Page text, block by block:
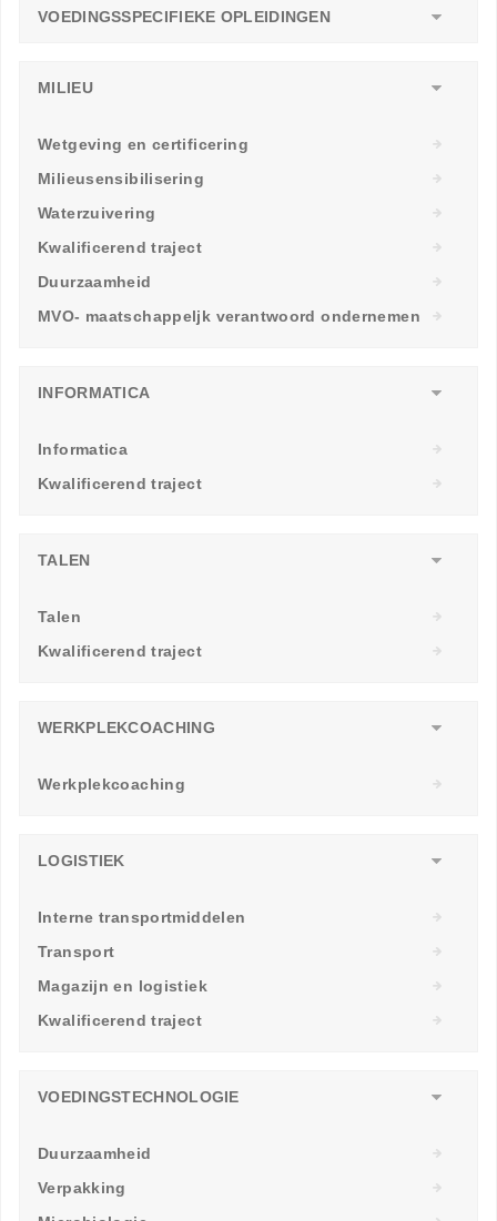
VOEDINGSSPECIFIEKE OPLEIDINGEN
MILIEU
Wetgeving en certificering
Milieusensibilisering
Waterzuivering
Kwalificerend traject
Duurzaamheid
MVO- maatschappeljk verantwoord ondernemen
INFORMATICA
Informatica
Kwalificerend traject
TALEN
Talen
Kwalificerend traject
WERKPLEKCOACHING
Werkplekcoaching
LOGISTIEK
Interne transportmiddelen
Transport
Magazijn en logistiek
Kwalificerend traject
VOEDINGSTECHNOLOGIE
Duurzaamheid
Verpakking